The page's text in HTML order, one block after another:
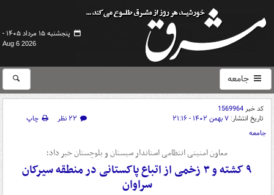
پنجشنبه ۱۵ مرداد ۱۴۰۵ -
Aug 6 2026
جامعه
کد خبر1569964
تاریخ انتشار: ۷ بهمن ۱۴۰۲ - ۲۱:۱۶ ۲۲ نظر
چاپ
جامعه
معاون امنیتی انتظامی استاندار سیستان و بلوچستان خبر داد؛
۹ کشته و ۳ زخمی از اتباع پاکستانی در منطقه سیرکان
سراوان